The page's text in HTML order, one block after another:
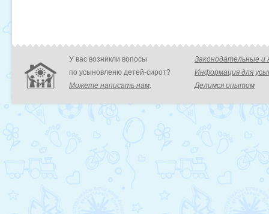
У вас возникли вопосы
по усыновленю детей-сирот?
Можете написать нам.
Законодательные
Информация для
Делимся опытом